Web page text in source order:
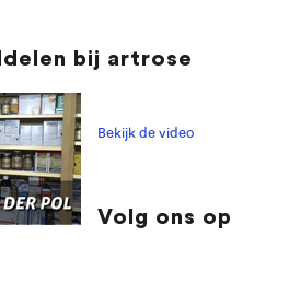
bij artrose
Bekijk de video
Volg ons op